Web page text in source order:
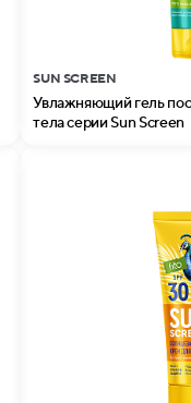
SUN SCREEN
Увлажняющий гель
тела серии Sun Screen